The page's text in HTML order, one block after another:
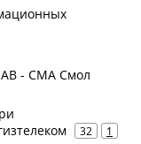
AB - СМА Смол
32 1